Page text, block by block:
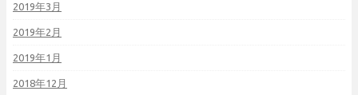
2019年3月
2019年2月
2019年1月
2018年12月